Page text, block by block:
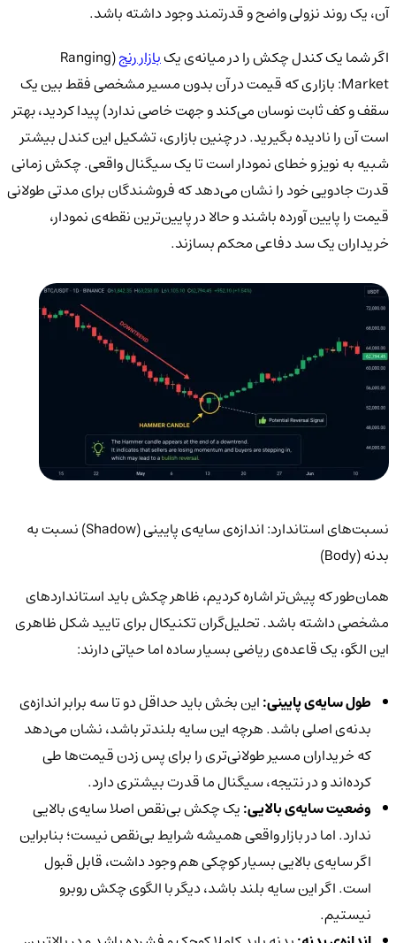
آن، یک روند نزولی واضح و قدرتمند وجود داشته باشد.
اگر شما یک کندل چکش را در میانه‌ی یکبازار رنج (Ranging
Market: بازاری که قیمت در آن بدون مسیر مشخصی فقط بین یک
سقف و کف ثابت نوسان می‌کند و جهت خاصی ندارد) پیدا کردید، بهتر
است آن را نادیده بگیرید. در چنین بازاری، تشکیل این کندل بیشتر
شبیه به نویز و خطای نمودار است تا یک سیگنال واقعی. چکش زمانی
قدرت جادویی خود را نشان می‌دهد که فروشندگان برای مدتی طولانی
قیمت را پایین آورده باشند و حالا در پایین‌ترین نقطه‌ی نمودار،
خریداران یک سد دفاعی محکم بسازند.
نسبت‌های استاندارد: اندازه‌ی سایه‌ی پایینی (Shadow) نسبت به
بدنه (Body)
همان‌طور که پیش‌تر اشاره کردیم، ظاهر چکش باید استانداردهای
مشخصی داشته باشد. تحلیل‌گران تکنیکال برای تایید شکل ظاهری
این الگو، یک قاعده‌ی ریاضی بسیار ساده اما حیاتی دارند:
طول سایه‌ی پایینی:این بخش باید حداقل دو تا سه برابر اندازه‌ی
بدنه‌ی اصلی باشد. هرچه این سایه بلندتر باشد، نشان می‌دهد
که خریداران مسیر طولانی‌تری را برای پس زدن قیمت‌ها طی
کرده‌اند و در نتیجه، سیگنال ما قدرت بیشتری دارد.
وضعیت سایه‌ی بالایی:یک چکش بی‌نقص اصلا سایه‌ی بالایی
ندارد. اما در بازار واقعی همیشه شرایط بی‌نقص نیست؛ بنابراین
اگر سایه‌ی بالایی بسیار کوچکی هم وجود داشت، قابل قبول
است. اگر این سایه بلند باشد، دیگر با الگوی چکش روبرو
نیستیم.